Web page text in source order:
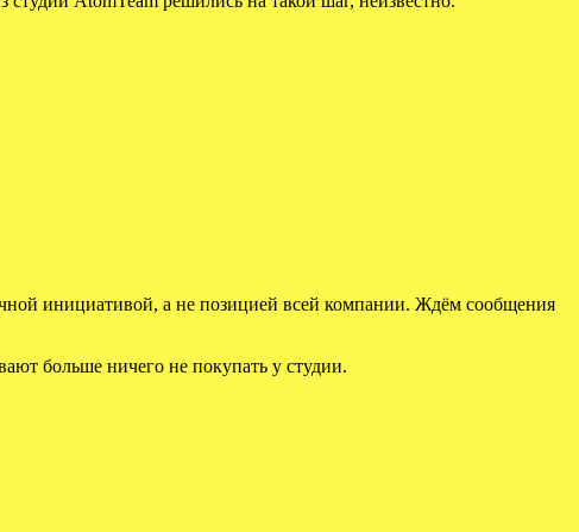
инициативой, а не позицией всей компании. Ждём сообщения
больше ничего не покупать у студии.